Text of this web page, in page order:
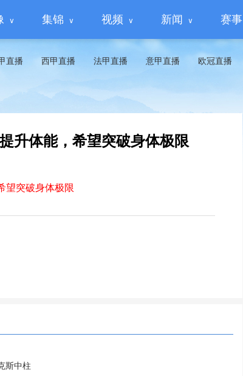
集锦 视频 新闻 赛事
直播 西甲直播 法甲直播 意甲直播 欧冠直播
升体能，希望突破身体极限
望突破身体极限
斯中柱